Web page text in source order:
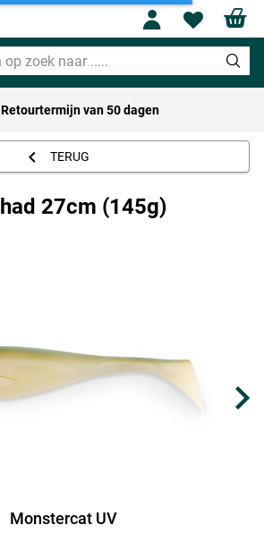
Profile
Shad 27cm (145g)
13.95
Retourtermijn van 50 dagen
TERUG
27cm (145g)
Monstercat UV